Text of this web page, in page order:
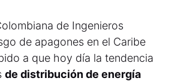
de Ingenieros
de apagones en el Caribe
a que hoy día la tendencia
de distribución de energía